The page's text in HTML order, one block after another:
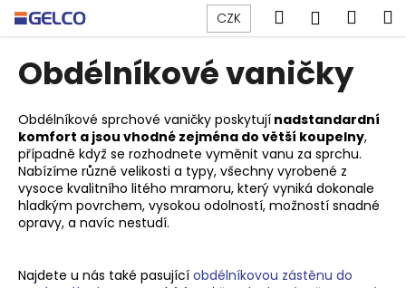
Přejít
na
obsah
CZK Hledat
Obdélníkové vaničky
Obdélníkové sprchové vaničky poskytují nadstandardní
komfort a jsou vhodné zejména do větší koupelny,
případně když se rozhodnete vyměnit vanu za sprchu.
Nabízíme různé velikosti a typy, všechny vyrobené z
vysoce kvalitního litého mramoru, který vyniká dokonale
hladkým povrchem, vysokou odolností, možností snadné
opravy, a navíc nestudí.
Najdete u nás také pasující obdélníkovou zástěnu do
o
o
p
o
t
ř
e
b